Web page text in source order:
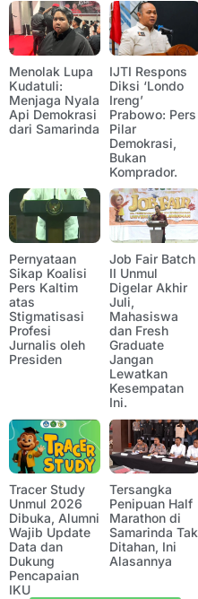
Menolak Lupa
Kudatuli:
Menjaga Nyala
Api Demokrasi
dari Samarinda
IJTI Respons
Diksi ‘Londo
Ireng’
Prabowo: Pers
Pilar
Demokrasi,
Bukan
Komprador.
Pernyataan
Sikap Koalisi
Pers Kaltim
atas
Stigmatisasi
Profesi
Jurnalis oleh
Presiden
Job Fair Batch
II Unmul
Digelar Akhir
Juli,
Mahasiswa
dan Fresh
Graduate
Jangan
Lewatkan
Kesempatan
Ini.
Tracer Study
Unmul 2026
Dibuka, Alumni
Wajib Update
Data dan
Dukung
Pencapaian
IKU
Tersangka
Penipuan Half
Marathon di
Samarinda Tak
Ditahan, Ini
Alasannya